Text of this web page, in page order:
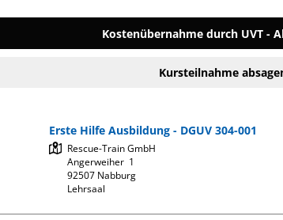
Kostenübernahme durch UVT -
Kursteilnahme
Erste Hilfe Ausbildung - DGUV 304-001
Rescue-Train GmbH
Angerweiher  1
92507 Nabburg
Lehrsaal